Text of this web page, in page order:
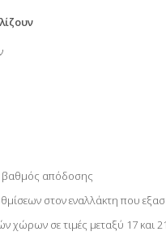
βαθμός απόδοσης
στον εναλλάκτη που
χώρων σε τιμές μεταξύ 17 και